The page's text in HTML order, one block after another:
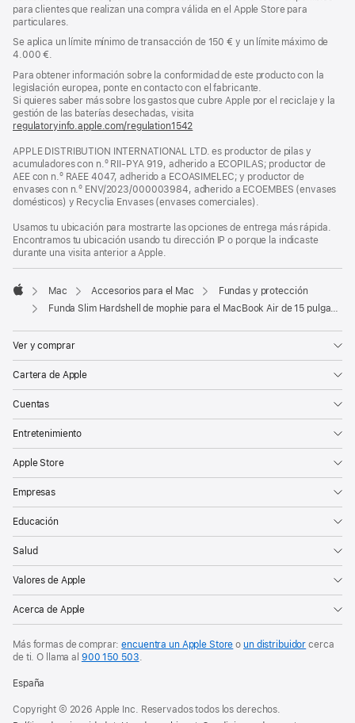
para clientes que realizan una compra válida en el Apple Store para
particulares.
Se aplica un límite mínimo de transacción de 150 € y un límite máximo de
4.000 €.
Para obtener información sobre la conformidad de este producto con la
legislación europea, ponte en contacto con el fabricante.
Si quieres saber más sobre los gastos que cubre Apple por el reciclaje y la
gestión de las baterías desechadas, visita
regulatoryinfo.apple.com/regulation1542
en
una
ventana
nueva)
APPLE DISTRIBUTION INTERNATIONAL LTD. es productor de pilas y
acumuladores con n.º RII-PYA 919, adherido a ECOPILAS; productor de
AEE con n.º RAEE 4047, adherido a ECOASIMELEC; y productor de
envases con n.º ENV/2023/000003984, adherido a ECOEMBES (envases
domésticos) y Recyclia Envases (envases comerciales).
Usamos tu ubicación para mostrarte las opciones de entrega más rápida.
Encontramos tu ubicación usando tu dirección IP o porque la indicaste
durante una visita anterior a Apple.
Apple
Mac Accesorios para el Mac
Fundas y protección
Funda Slim Hardshell de mophie para el MacBook Air de 15 pulgadas
Ver y comprar
Cartera de Apple
Cuentas
Entretenimiento
Apple Store
Empresas
Educación
Salud
Valores de Apple
Acerca de Apple
Más formas de comprar:encuentra un Apple Store oun distribuidor cerca
de ti. O
llama al 900 150 503.
España
Copyright © 2026 Apple Inc. Reservados todos los derechos.